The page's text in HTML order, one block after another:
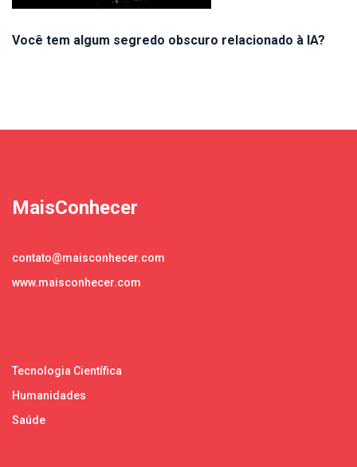
Você tem algum segredo obscuro relacionado à IA?
MaisConhecer
contato@maisconhecer.com
www.maisconhecer.com
Tecnologia Científica
Humanidades
Saúde